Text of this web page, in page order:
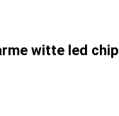
witte led chip